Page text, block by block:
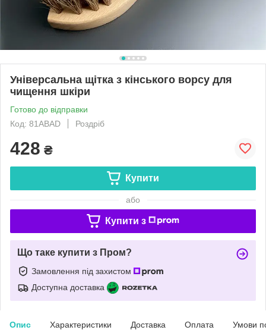
Універсальна щітка з кінського ворсу для
чищення шкіри
Готово до відправки
Код: 81ABAD
Роздріб
428 ₴
Купити
або
Купити з
Що таке купити з Пром?
Замовлення під захистом
Доступна доставка
Опис Характеристики Доставка Оплата Умови